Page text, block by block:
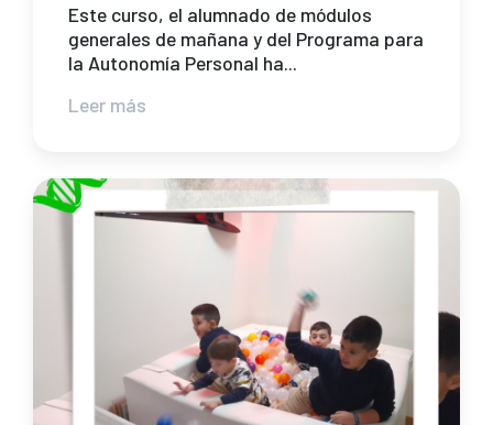
Este curso, el alumnado de módulos
generales de mañana y del Programa para
la Autonomía Personal ha...
Leer más